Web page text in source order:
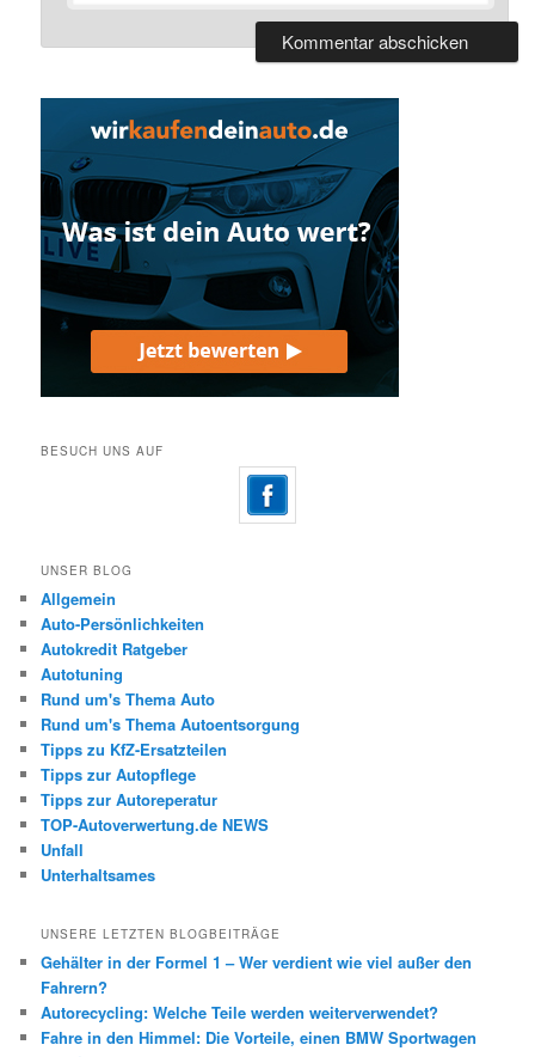
BESUCH UNS AUF
UNSER BLOG
Allgemein
Auto-Persönlichkeiten
Autokredit Ratgeber
Autotuning
Rund um's Thema Auto
Rund um's Thema Autoentsorgung
Tipps zu KfZ-Ersatzteilen
Tipps zur Autopflege
Tipps zur Autoreperatur
TOP-Autoverwertung.de NEWS
Unfall
Unterhaltsames
UNSERE LETZTEN BLOGBEITRÄGE
Gehälter in der Formel 1 – Wer verdient wie viel außer den
Fahrern?
Autorecycling: Welche Teile werden weiterverwendet?
Fahre in den Himmel: Die Vorteile, einen BMW Sportwagen